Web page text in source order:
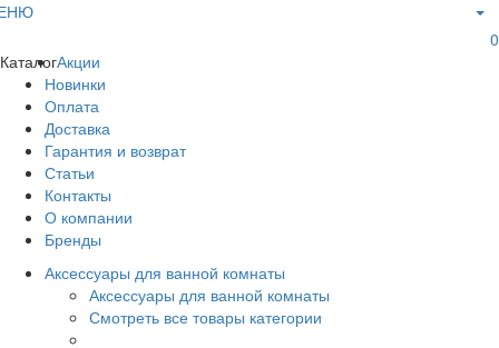
0
КаталогАкции
Новинки
Оплата
Доставка
Гарантия и возврат
Статьи
Контакты
О компании
Бренды
Аксессуары для ванной комнаты
Аксессуары для ванной комнаты
Смотреть все товары категории